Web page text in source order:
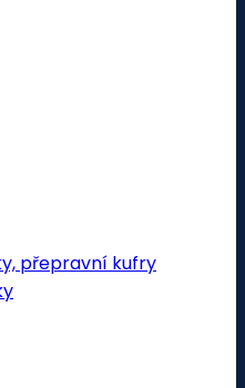
přepravní kufry